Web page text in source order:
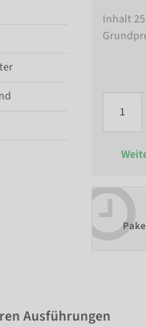
Inhalt25
Ausführungen